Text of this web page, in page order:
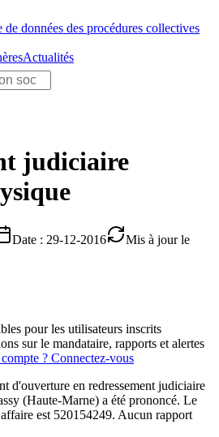
de données des procédures collectives
Actualités
judiciaire
Date : 29-12-2016
Mis à jour le
pour les utilisateurs inscrits
sur le mandataire, rapports et alertes
? Connectez-vous
d'ouverture en redressement judiciaire
(Haute-Marne) a été prononcé. Le
est 520154249. Aucun rapport